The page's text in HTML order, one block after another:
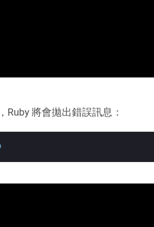
Ruby 將會拋出錯誤訊息：